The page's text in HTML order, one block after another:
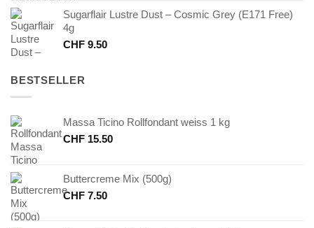
Sugarflair Lustre Dust – Cosmic Grey (E171 Free)
4g
CHF 9.50
BESTSELLER
Massa Ticino Rollfondant weiss 1 kg
CHF 15.50
Buttercreme Mix (500g)
CHF 7.50